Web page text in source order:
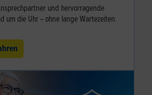
und hervorragende
um die Uhr – ohne lange Wartezeiten.